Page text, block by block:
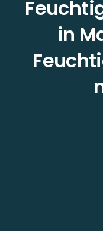
in